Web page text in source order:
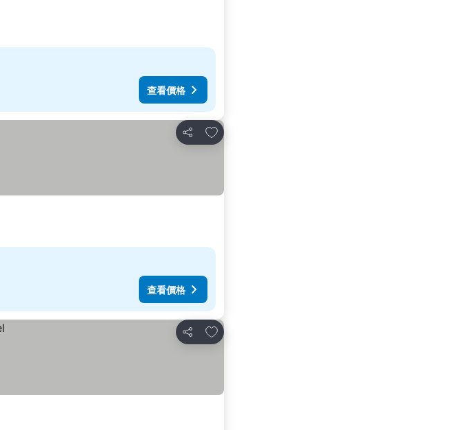
查看價格
分享
加入我的最愛
查看價格
分享
加入我的最愛